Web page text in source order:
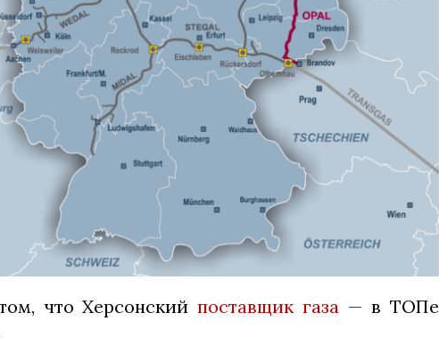
что Херсонскийпоставщик газа — в ТОПе